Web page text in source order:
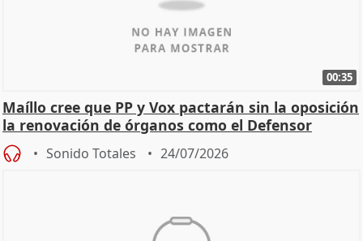
00:35
Maíllo cree que PP y Vox pactarán sin la oposición
la renovación de órganos como el Defensor
Sonido Totales 24/07/2026